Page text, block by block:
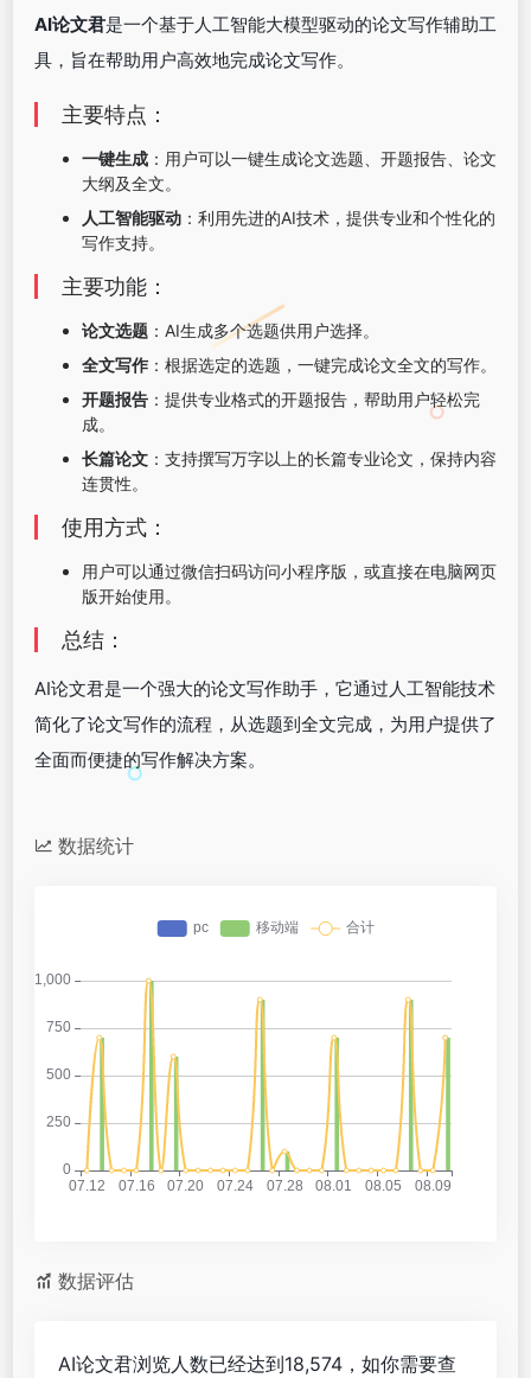
AI论文君是一个基于人工智能大模型驱动的论文写作辅助工
具，旨在帮助用户高效地完成论文写作。
主要特点：
一键生成：用户可以一键生成论文选题、开题报告、论文
大纲及全文。
人工智能驱动：利用先进的AI技术，提供专业和个性化的
写作支持。
主要功能：
论文选题：AI生成多个选题供用户选择。
全文写作：根据选定的选题，一键完成论文全文的写作。
开题报告：提供专业格式的开题报告，帮助用户轻松完
成。
长篇论文：支持撰写万字以上的长篇专业论文，保持内容
连贯性。
使用方式：
用户可以通过微信扫码访问小程序版，或直接在电脑网页
版开始使用。
总结：
AI论文君是一个强大的论文写作助手，它通过人工智能技术
简化了论文写作的流程，从选题到全文完成，为用户提供了
全面而便捷的写作解决方案。
数据统计
数据评估
AI论文君浏览人数已经达到18,574，如你需要查